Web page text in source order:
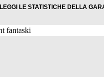
LEGGI LE STATISTICHE DELLA